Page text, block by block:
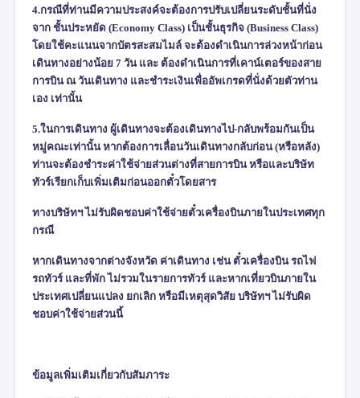
4.กรณีที่ท่านมีความประสงค์จะต้องการปรับเปลี่ยนระดับชั้นที่นั่ง
จาก ชั้นประหยัด (Economy Class) เป็นชั้นธุรกิจ (Business Class)
โดยใช้คะแนนจากบัตรสะสมไมล์ จะต้องดำเนินการล่วงหน้าก่อน
เดินทางอย่างน้อย 7 วัน และ ต้องดำเนินการที่เคาน์เตอร์ของสาย
การบิน ณ วันเดินทาง และชำระเงินเพื่ออัพเกรดที่นั่งด้วยตัวท่าน
เอง เท่านั้น
5.ในการเดินทาง ผู้เดินทางจะต้องเดินทางไป-กลับพร้อมกันเป็น
หมู่คณะเท่านั้น หากต้องการเลื่อนวันเดินทางกลับก่อน (หรือหลัง)
ท่านจะต้องชำระค่าใช้จ่ายส่วนต่างที่สายการบิน หรือและบริษัท
ทัวร์เรียกเก็บเพิ่มเติมก่อนออกตั๋วโดยสาร
ทางบริษัทฯ ไม่รับผิดชอบค่าใช้จ่ายตั๋วเครื่องบินภายในประเทศทุก
กรณี
หากเดินทางจากต่างจังหวัด ค่าเดินทาง เช่น ตั๋วเครื่องบิน รถไฟ
รถทัวร์ และที่พัก ไม่รวมในรายการทัวร์ และหากเที่ยวบินภายใน
ประเทศเปลี่ยนแปลง ยกเลิก หรือมีเหตุสุดวิสัย บริษัทฯ ไม่รับผิด
ชอบค่าใช้จ่ายส่วนนี้
ข้อมูลเพิ่มเติมเกี่ยวกับสัมภาระ